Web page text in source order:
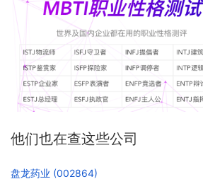
他们也在查这些公司
盘龙药业 (002864)